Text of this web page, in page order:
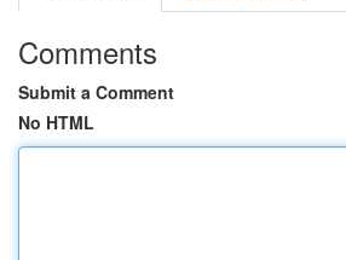
Comments
Submit a Comment
No HTML